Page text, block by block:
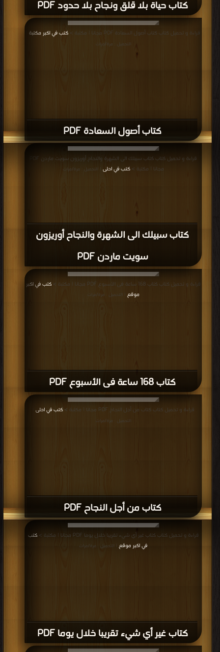
كتاب حياة بلا قلق ونجاح بلا حدود PDF
كتاب أصول السعادة PDF
قراءة و تحميل كتاب كتاب أصول السعادة PDF مجانا | مكتبة > كتب في اكبر مكتبة
التحميل : مرة/مرات
كتاب سبيلك الى الشهرة والنجاح أوريزون
سويت ماردن PDF
مجانا | مكتبة >كتب في احلى | التحميل : مرة/مرات
كتاب 168 ساعة فى الأسبوع PDF
قراءة و تحميل كتاب كتاب 168 ساعة فى الأسبوع PDF مجانا | مكتبة >
كتب في اكبر
موقع
| التحميل : مرة/مرات
كتاب من أجل النجاح PDF
قراءة و تحميل كتاب كتاب من أجل النجاح PDF مجانا | مكتبة > كتب في احلى
التحميل : مرة/مرات
كتاب غير أي شيء تقريبا خلال يوما PDF
قراءة و تحميل كتاب كتاب غير أي شيء تقريبا خلال يوما PDF مجانا | مكتبة >
كتب
في اكبر موقع
| التحميل : مرة/مرات